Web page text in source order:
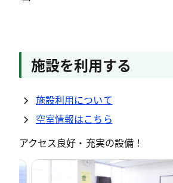
施設を利用する
施設利用について
空室情報はこちら
アクセス良好・充実の設備！